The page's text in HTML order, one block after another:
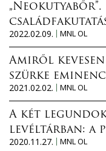
„Neokutyabőr”.
2022.02.09.
MNL OL
Amiről kevesen
szürke
2021.02.02.
MNL OL
A két
levéltárban: a
2020.11.27.
MNL OL